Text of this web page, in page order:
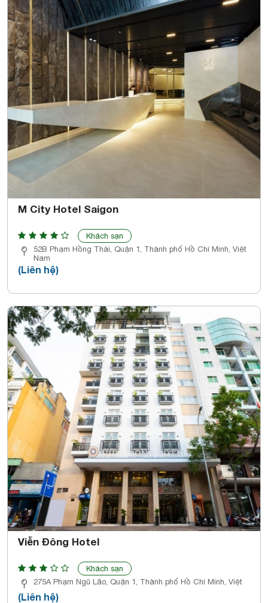
M City Hotel Saigon
Khách sạn
52B Phạm Hồng Thái, Quận 1, Thành phố Hồ Chí Minh, Việt
Nam
(Liên hệ)
Viễn Đông Hotel
Khách sạn
275A Phạm Ngũ Lão, Quận 1, Thành phố Hồ Chí Minh, Việt
(Liên hệ)